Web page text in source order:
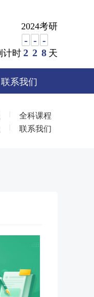
2024考研
计时
-
2
-
2
-
8 天
联系我们
|
全科课程
| 联系我们